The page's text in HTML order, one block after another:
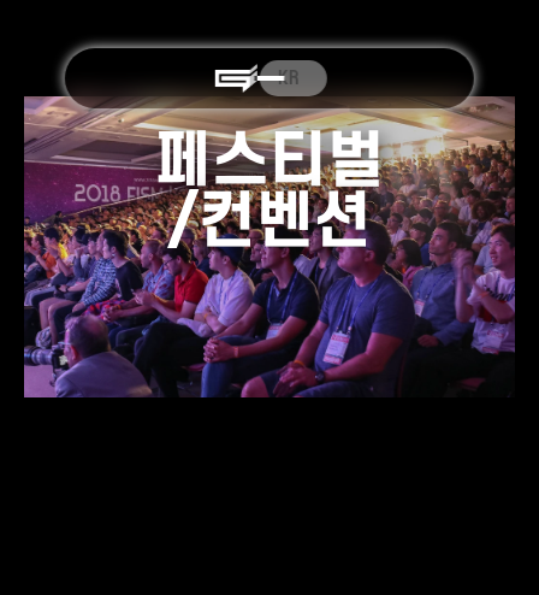
KR
페스티벌
/컨벤션